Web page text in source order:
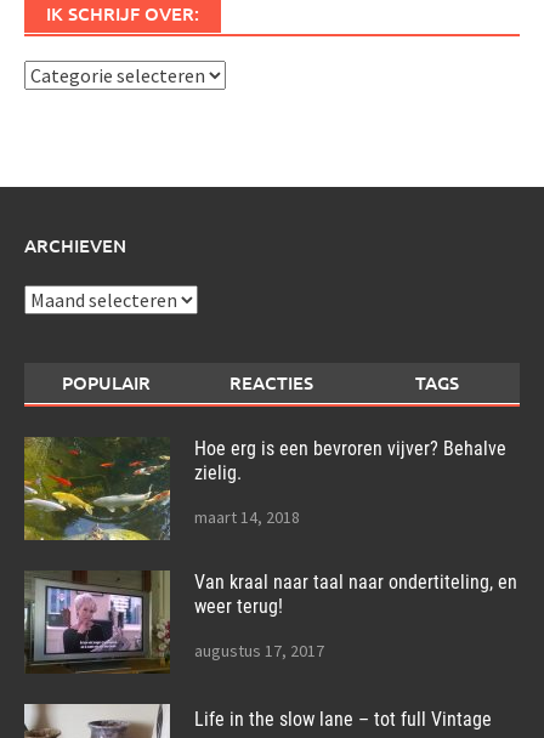
IK SCHRIJF OVER:
Ik
ARCHIEVEN
Archieven
POPULAIR REACTIES TAGS
Hoe erg is een bevroren vijver? Behalve
zielig.
maart 14, 2018
Van kraal naar taal naar ondertiteling, en
weer terug!
augustus 17, 2017
Life in the slow lane – tot full Vintage